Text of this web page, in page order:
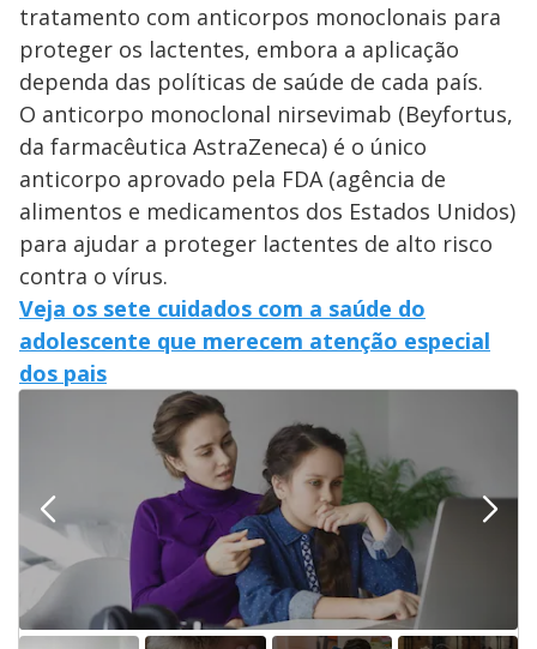
tratamento com anticorpos monoclonais para
proteger os lactentes, embora a aplicação
dependa das políticas de saúde de cada país.
O anticorpo monoclonal nirsevimab (Beyfortus,
da farmacêutica AstraZeneca) é o único
anticorpo aprovado pela FDA (agência de
alimentos e medicamentos dos Estados Unidos)
para ajudar a proteger lactentes de alto risco
contra o vírus.
Veja os sete cuidados com a saúde do
adolescente que merecem atenção especial
dos pais